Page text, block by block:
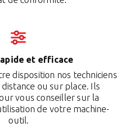
et efficace
disposition nos techniciens
ou sur place. Ils
vous conseiller sur la
de votre machine-
outil.